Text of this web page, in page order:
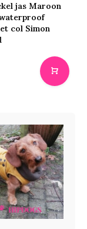
jas Maroon
col Simon